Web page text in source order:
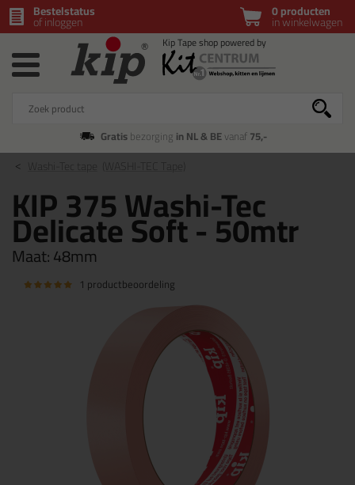
0 producten
in winkelwagen
Bestelstatus
of inloggen
Gratisbezorging in NL & BEvanaf75,-
KIP 375 Washi-Tec
Delicate Soft - 50mtr
Maat:48mm
1 productbeoordeling